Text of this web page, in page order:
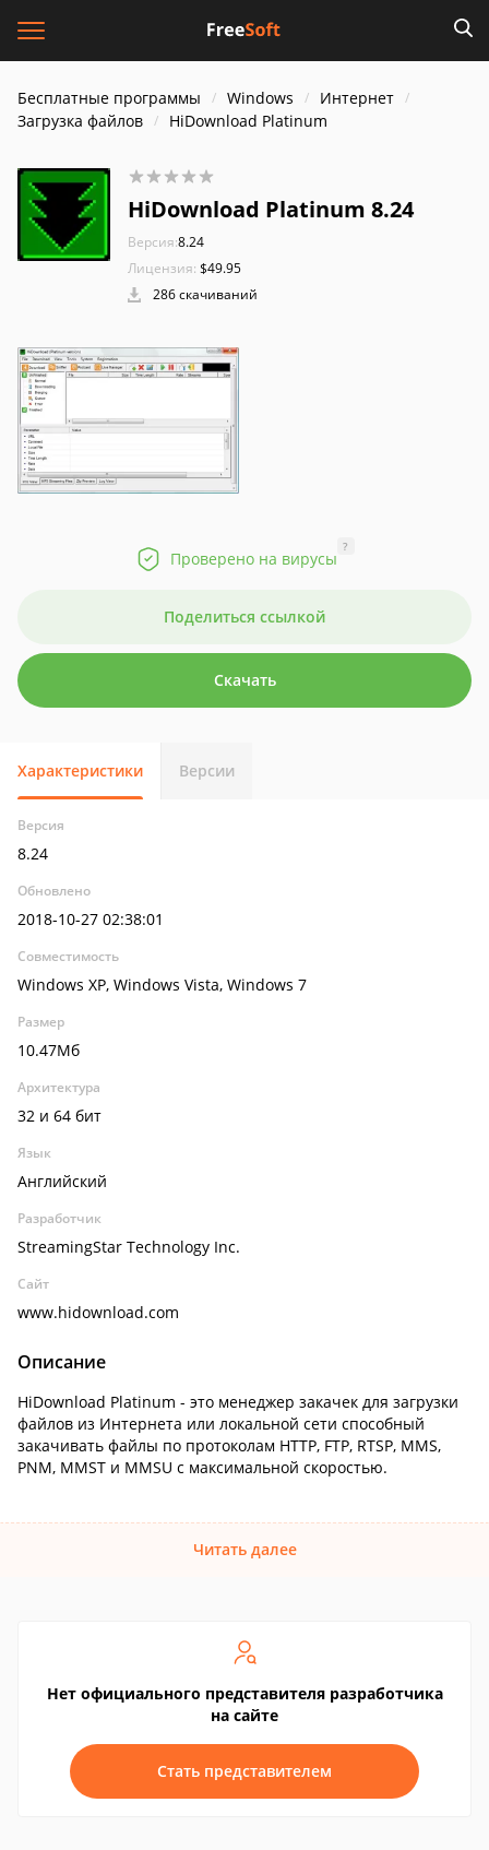
Бесплатные программы Windows
Интернет
Загрузка файлов
HiDownload Platinum
HiDownload Platinum 8.24
Версия:8.24
Лицензия: $49.95
286 скачиваний
Проверено на вирусы
?
Поделиться ссылкой
Скачать
Характеристики Версии
Версия
8.24
Обновлено
2018-10-27 02:38:01
Совместимость
Windows XP, Windows Vista, Windows 7
Размер
10.47Мб
Архитектура
32 и 64 бит
Язык
Английский
Разработчик
StreamingStar Technology Inc.
Сайт
www.hidownload.com
Описание
HiDownload Platinum - это менеджер закачек для загрузки
файлов из Интернета или локальной сети способный
закачивать файлы по протоколам HTTP, FTP, RTSP, MMS,
PNM, MMST и MMSU с максимальной скоростью.
Читать далее
Нет официального представителя разработчика
на сайте
Стать представителем